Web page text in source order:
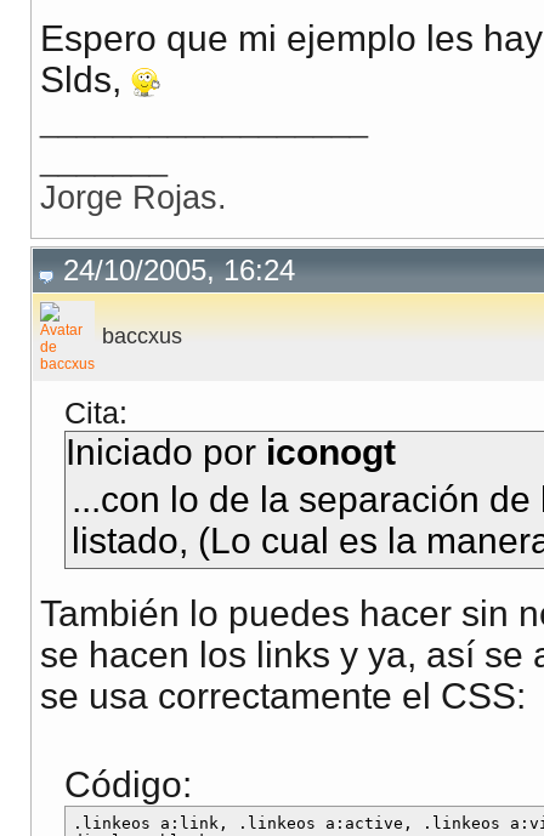
Espero que mi ejemplo les
Slds,
Jorge Rojas.
24/10/2005, 16:24
baccxus
Cita:
Iniciado por iconogt
...con lo de la separación
listado, (Lo cual es la
También lo puedes hacer sin
se hacen los links y ya, así se
se usa correctamente el CSS:
Código:
.linkeos a:link, .linkeos a:active, .linkeos